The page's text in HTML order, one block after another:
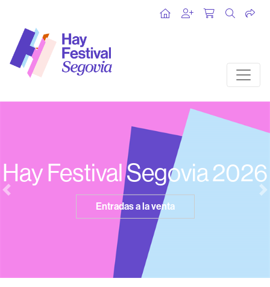
Festival Segovia 2026
Entradas a la venta
Previous